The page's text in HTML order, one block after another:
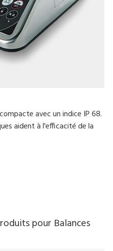
avec un indice IP 68.
aident à l'efficacité de la
pour Balances